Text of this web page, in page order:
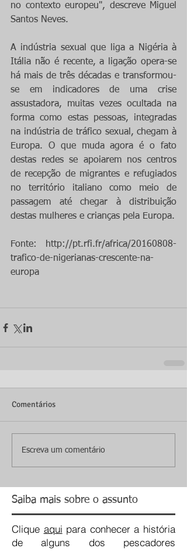
no contexto europeu", descreve Miguel
Santos Neves.
A indústria sexual que liga a Nigéria à
Itália não é recente, a ligação opera-se
há mais de três décadas e transformou-
se em indicadores de uma crise
assustadora, muitas vezes ocultada na
forma como estas pessoas, integradas
na indústria de tráfico sexual, chegam à
Europa. O que muda agora é o fato
destas redes se apoiarem nos centros
de recepção de migrantes e refugiados
no território italiano como meio de
passagem até chegar à distribuição
destas mulheres e crianças pela Europa.
Fonte: http://pt.rfi.fr/africa/20160808-
trafico-de-nigerianas-crescente-na-
europa
Comentários
Escreva um comentário
Saiba mais sobre o assunto
Clique aqui para conhecer a história
de alguns dos pescadores